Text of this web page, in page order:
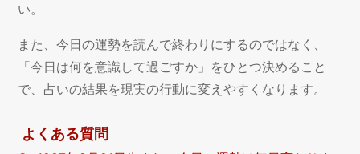
い。
また、今日の運勢を読んで終わりにするのではなく、
「今日は何を意識して過ごすか」をひとつ決めること
で、占いの結果を現実の行動に変えやすくなります。
よくある質問